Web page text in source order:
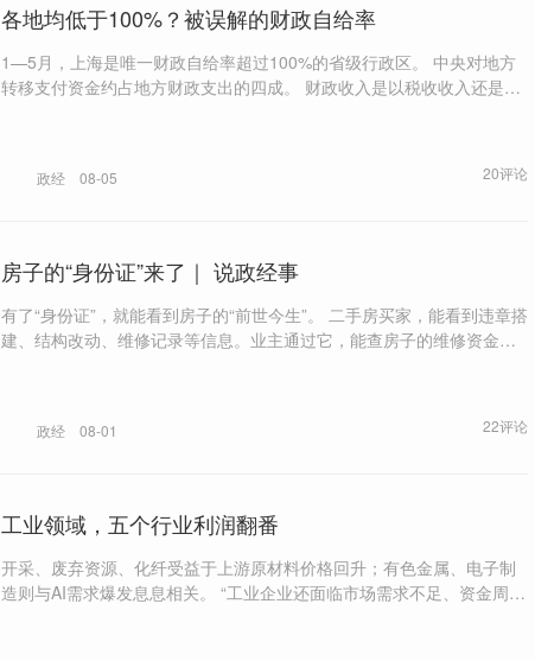
各地均低于100%？被误解的财政自给率
1—5月，上海是唯一财政自给率超过100%的省级行政区。 中央对地方
转移支付资金约占地方财政支出的四成。 财政收入是以税收收入还是非
政经 08-05 20评论
房子的“身份证”来了｜ 说政经事
有了“身份证”，就能看到房子的“前世今生”。 二手房买家，能看到违章搭
建、结构改动、维修记录等信息。业主通过它，能查房子的维修资金、
政经 08-01 22评论
工业领域，五个行业利润翻番
开采、废弃资源、化纤受益于上游原材料价格回升；有色金属、电子制
造则与AI需求爆发息息相关。 “工业企业还面临市场需求不足、资金周转